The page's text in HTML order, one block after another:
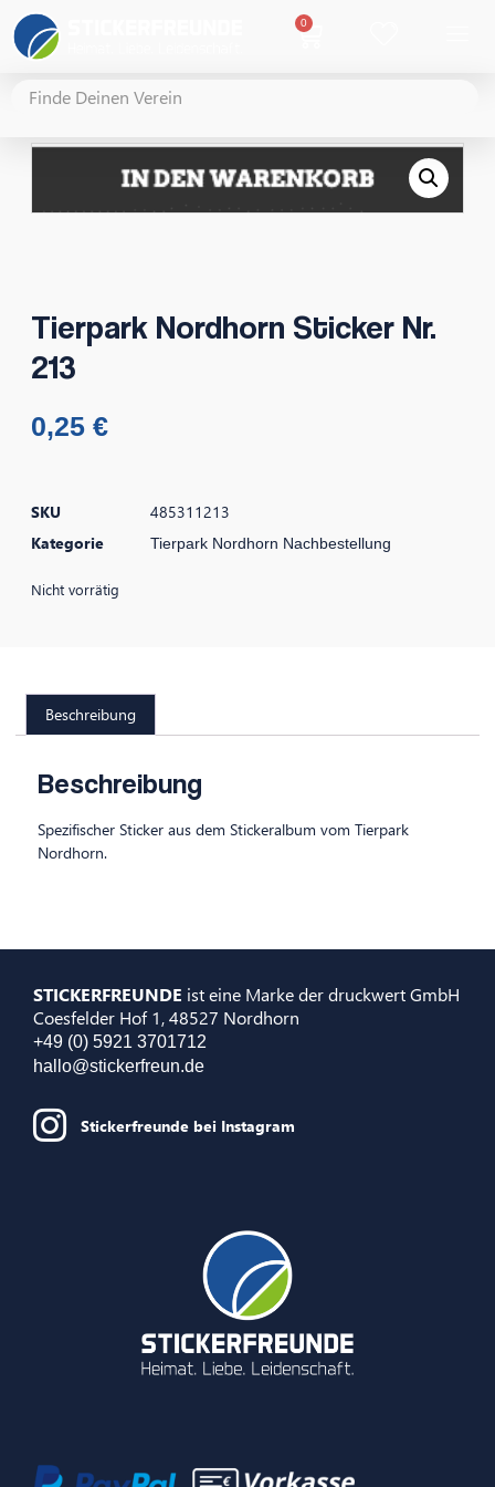
0
Tierpark Nordhorn Sticker Nr.
213
0,25 €
SKU
485311213
Kategorie
Tierpark Nordhorn Nachbestellung
Nicht vorrätig
Beschreibung
Beschreibung
Spezifischer Sticker aus dem Stickeralbum vom Tierpark
Nordhorn.
STICKERFREUNDE ist eine Marke der druckwert GmbH
Coesfelder Hof 1, 48527 Nordhorn
+49 (0) 5921 3701712
hallo@stickerfreun.de
Stickerfreunde bei Instagram